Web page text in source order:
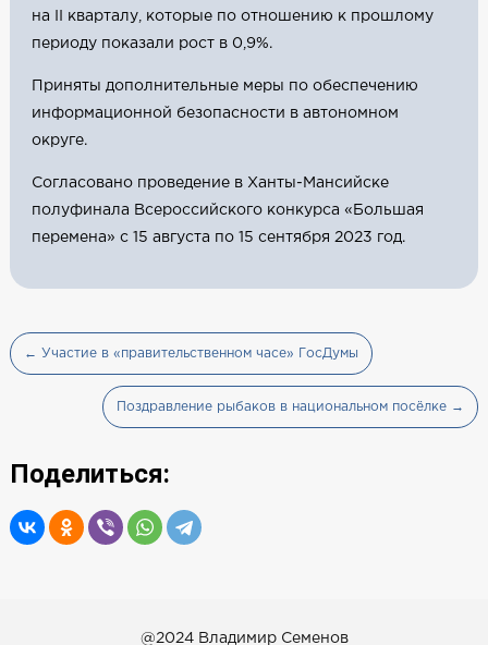
на II кварталу, которые по отношению к прошлому
периоду показали рост в 0,9%.
Приняты дополнительные меры по обеспечению
информационной безопасности в автономном
округе.
Согласовано проведение в Ханты-Мансийске
полуфинала Всероссийского конкурса «Большая
перемена» с 15 августа по 15 сентября 2023 год.
← Участие в «правительственном часе» ГосДумы
Поздравление рыбаков в национальном посёлке →
Поделиться:
@2024 Владимир Семенов